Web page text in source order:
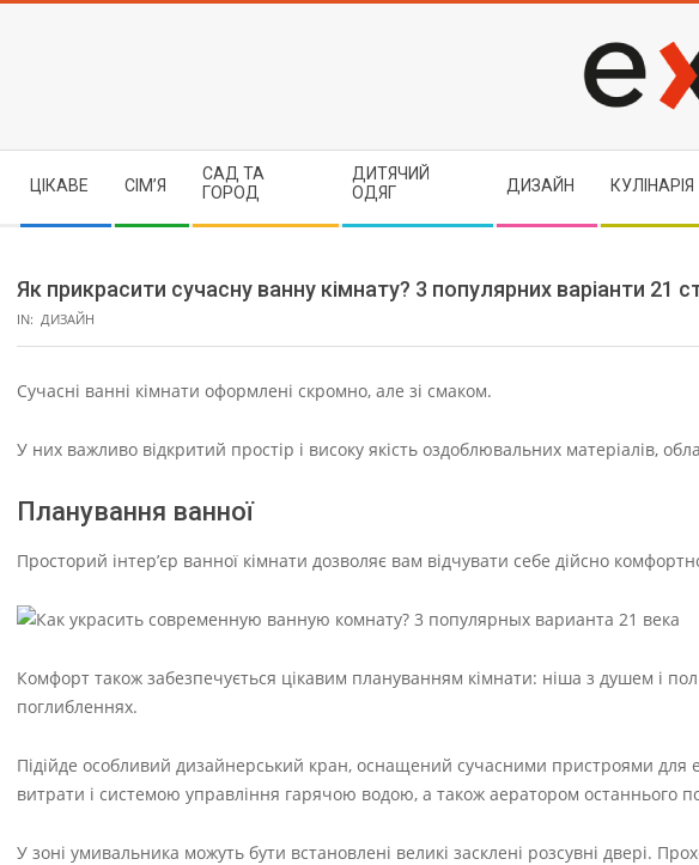
Navigation
Menu
ЦІКАВЕ СІМ’Я
САД ТА
ГОРОД
ДИТЯЧИЙ
ОДЯГ
ДИЗАЙН КУЛІНАРІЯ
Як прикрасити сучасну ванну кімнату? 3 популярних варіанти 21
IN: ДИЗАЙН
Сучасні ванні кімнати оформлені скромно, але зі смаком.
У них важливо відкритий простір і високу якість оздоблювальних матеріалів,
Планування ванної
Просторий інтер’єр ванної кімнати дозволяє вам відчувати себе дійсно
Комфорт також забезпечується цікавим плануванням кімнати: ніша з душем і
поглибленнях.
Підійде особливий дизайнерський кран, оснащений сучасними пристроями для
витрати і системою управління гарячою водою, а також аератором останнього
У зоні умивальника можуть бути встановлені великі засклені розсувні двері.